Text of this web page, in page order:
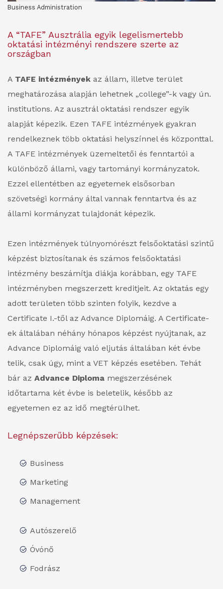
Business Administration
A “TAFE” Ausztrália egyik legelismertebb
oktatási intézményi rendszere szerte az
országban
A TAFE intézmények az állam, illetve terület
meghatározása alapján lehetnek „college”-k vagy ún.
institutions. Az ausztrál oktatási rendszer egyik
alapját képezik. Ezen TAFE intézmények gyakran
rendelkeznek több oktatási helyszínnel és központtal.
A TAFE intézmények üzemeltetői és fenntartói a
különböző állami, vagy tartományi kormányzatok.
Ezzel ellentétben az egyetemek elsősorban
szövetségi kormány által vannak fenntartva és az
állami kormányzat tulajdonát képezik.
Ezen intézmények túlnyomórészt felsőoktatási szintű
képzést biztosítanak és számos felsőoktatási
intézmény beszámítja diákja korábban, egy TAFE
intézményben megszerzett kreditjeit. Az oktatás egy
adott területen több szinten folyik, kezdve a
Certificate I.-től az Advance Diplomáig. A Certificate-
ek általában néhány hónapos képzést nyújtanak, az
Advance Diplomáig való eljutás általában két évbe
telik, csak úgy, mint a VET képzés esetében. Tehát
bár az Advance Diploma megszerzésének
időtartama két évbe is beletelik, később az
egyetemen ez az idő megtérülhet.
Legnépszerűbb képzések:
Business
Marketing
Management
Autószerelő
Óvónő
Fodrász